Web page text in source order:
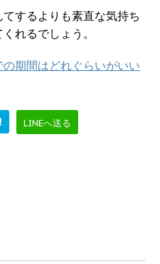
するよりも素直な気持ち
れるでしょう。
期間はどれぐらいがいい
LINEへ送る